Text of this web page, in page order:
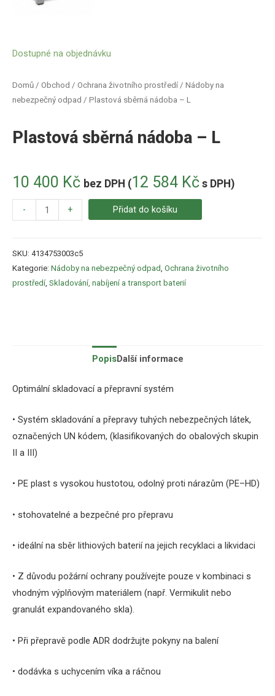
Domů / Obchod / Ochrana životního prostředí / Nádoby na
nebezpečný odpad / Plastová sběrná nádoba – L
Plastová sběrná nádoba – L
10 400 Kč bez DPH (12 584 Kč s DPH)
Dostupné na objednávku
- + Přidat do košíku
SKU: 4134753003c5
Kategorie: Nádoby na nebezpečný odpad Ochrana životního
prostředí Skladování, nabíjení a transport baterií
PopisDalší informace
Optimální skladovací a přepravní systém
• Systém skladování a přepravy tuhých nebezpečných látek,
označených UN kódem, (klasifikovaných do obalových skupin
II a III)
• PE plast s vysokou hustotou, odolný proti nárazům (PE–HD)
• stohovatelné a bezpečné pro přepravu
• ideální na sběr lithiových baterií na jejich recyklaci a likvidaci
• Z důvodu požární ochrany používejte pouze v kombinaci s
vhodným výplňovým materiálem (např. Vermikulit nebo
granulát expandovaného skla).
• Při přepravě podle ADR dodržujte pokyny na balení
• dodávka s uchycením víka a ráčnou